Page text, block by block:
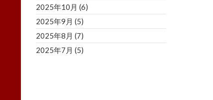
2025年10月 (6)
2025年9月 (5)
2025年8月 (7)
2025年7月 (5)